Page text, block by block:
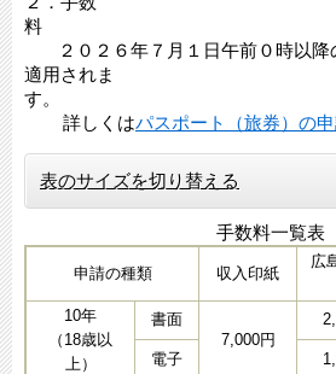
２０２６年７月１日午前０時以降
適用されま
詳しくはパスポート（旅券）の
表のサイズを切り替える
手数料一覧表
申請の種類 収入印紙
広
10年
（18歳以
上）
書面
7,000円
電子